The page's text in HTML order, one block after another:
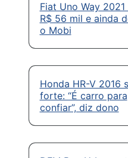
Fiat Uno Way 2021
R$ 56 mil e ainda
o Mobi
Honda HR-V 2016
forte: “É carro para
confiar”, diz dono